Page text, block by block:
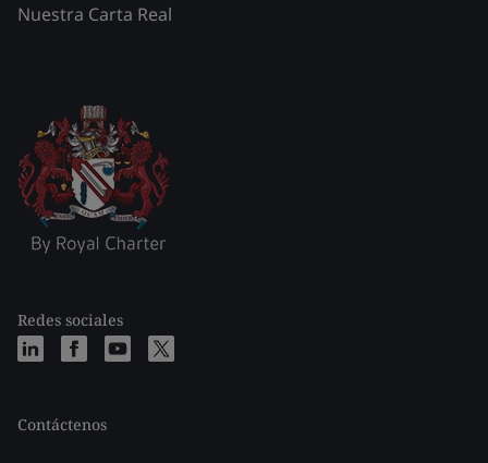
Nuestra Carta Real
Redes sociales
Contáctenos